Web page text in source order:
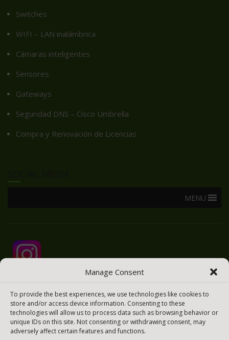
Manage Consent
To provide the best experiences, we use technologies like cookies to
store and/or access device information. Consenting to these
technologies will allow us to process data such as browsing behavior or
unique IDs on this site. Not consenting or withdrawing consent, may
adversely affect certain features and functions.
Switches
WIFI – LAN inalámbrica
Cámaras inteligentes
Sensores
Gateways
Seguridad DNS – Cisco Umbrella
Compra y Renovación de Licencias
MENU